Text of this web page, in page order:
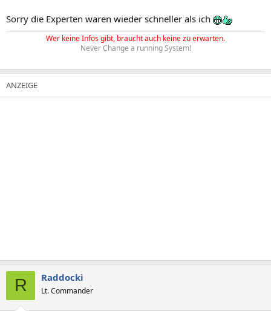
Sorry die Experten waren wieder schneller als ich
Wer keine Infos gibt, braucht auch keine zu erwarten.
Never Change a running System!
R Raddocki
Lt. Commander